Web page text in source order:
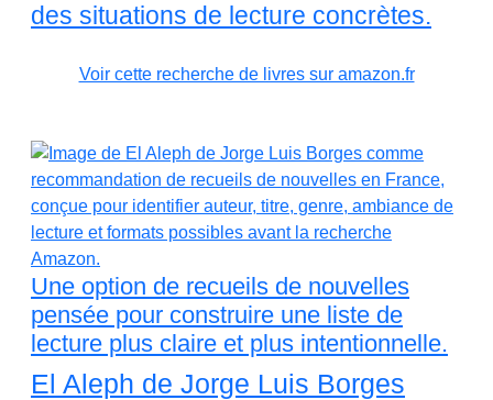
des situations de lecture concrètes.
Voir cette recherche de livres sur amazon.fr
Une option de recueils de nouvelles
pensée pour construire une liste de
lecture plus claire et plus intentionnelle.
El Aleph de Jorge Luis Borges